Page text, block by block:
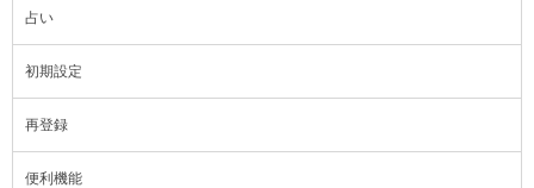
占い
初期設定
再登録
便利機能